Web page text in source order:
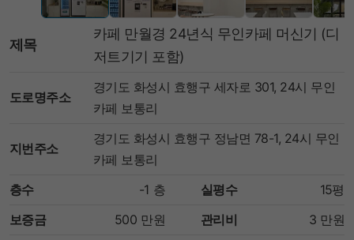
제목
카페 만월경 24년식 무인카페 머신기 (디
저트기기 포함)
도로명주소
경기도 화성시 효행구 세자로 301, 24시 무인
카페 보통리
지번주소
경기도 화성시 효행구 정남면 78-1, 24시 무인
카페 보통리
층수
-1 층 실평수
15평
보증금
500 만원 관리비 3 만원